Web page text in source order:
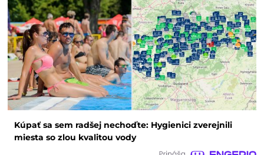
Kúpať sa sem radšej nechoďte: Hygienici zverejnili
miesta so zlou kvalitou vody